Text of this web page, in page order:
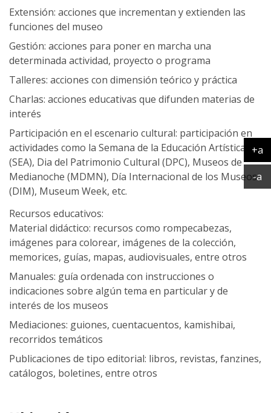
Extensión: acciones que incrementan y extienden las
funciones del museo
Gestión: acciones para poner en marcha una
determinada actividad, proyecto o programa
Talleres: acciones con dimensión teórico y práctica
Charlas: acciones educativas que difunden materias de
interés
Participación en el escenario cultural: participación en
actividades como la Semana de la Educación Artística
(SEA), Dia del Patrimonio Cultural (DPC), Museos de
Medianoche (MDMN), Día Internacional de los Museos
(DIM), Museum Week, etc.
Recursos educativos:
Material didáctico: recursos como rompecabezas,
imágenes para colorear, imágenes de la colección,
memorices, guías, mapas, audiovisuales, entre otros
Manuales: guía ordenada con instrucciones o
indicaciones sobre algún tema en particular y de
interés de los museos
Mediaciones: guiones, cuentacuentos, kamishibai,
recorridos temáticos
Publicaciones de tipo editorial: libros, revistas, fanzines,
catálogos, boletines, entre otros
+a
-a